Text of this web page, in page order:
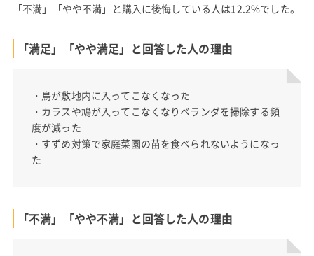
「不満」「やや不満」と購入に後悔している人は12.2%でした。
「満足」「やや満足」と回答した人の理由
・鳥が敷地内に入ってこなくなった
・カラスや鳩が入ってこなくなりベランダを掃除する頻
度が減った
・すずめ対策で家庭菜園の苗を食べられないようになっ
た
「不満」「やや不満」と回答した人の理由